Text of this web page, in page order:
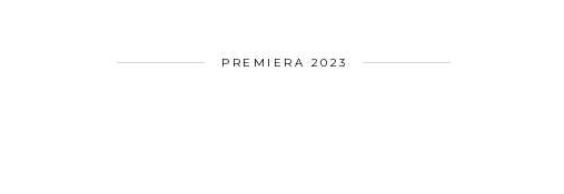
PREMIERA 2023